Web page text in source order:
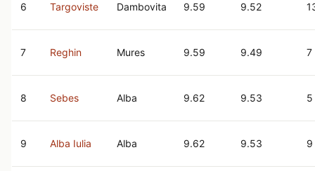
6 Targoviste Dambovita 9.59 9.52
7 Reghin Mures 9.59 9.49 7
8 Sebes Alba 9.62 9.53 5
9 Alba Iulia Alba 9.62 9.53 9